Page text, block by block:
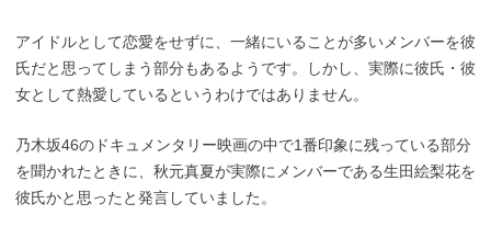
アイドルとして恋愛をせずに、一緒にいることが多いメンバーを彼
氏だと思ってしまう部分もあるようです。しかし、実際に彼氏・彼
女として熱愛しているというわけではありません。
乃木坂46のドキュメンタリー映画の中で1番印象に残っている部分
を聞かれたときに、秋元真夏が実際にメンバーである生田絵梨花を
彼氏かと思ったと発言していました。